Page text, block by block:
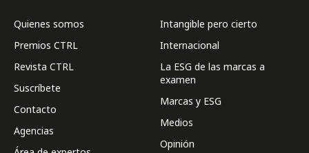
Quienes somos
Premios CTRL
Revista CTRL
Suscríbete
Contacto
Agencias
Intangible pero cierto
Internacional
La ESG de las marcas a
examen
Marcas y ESG
Medios
Opinión